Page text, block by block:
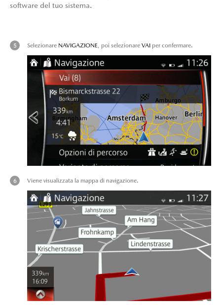
software del tuo sistema.
Selezionare NAVIGAZIONE, poi selezionare VAI per confermare.
Viene visualizzata la mappa di navigazione.